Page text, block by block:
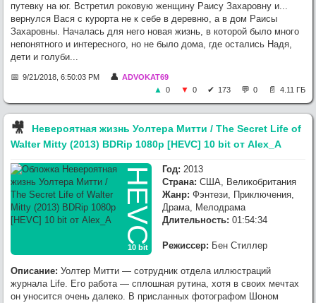
путевку на юг. Встретил роковую женщину Раису Захаровну и...
вернулся Вася с курорта не к себе в деревню, а в дом Раисы
Захаровны. Началась для него новая жизнь, в которой было много
непонятного и интересного, но не было дома, где остались Надя,
дети и голуби...
9/21/2018, 6:50:03 PM
ADVOKAT69
0
0 173 0 4.11 ГБ
🎥︎
Невероятная жизнь Уолтера Митти / The Secret Life of
Walter Mitty (2013) BDRip 1080p [HEVC] 10 bit от Alex_A
HEVC
10 bit
Год: 2013
Страна: США, Великобритания
Жанр: Фэнтези, Приключения,
Драма, Мелодрама
Длительность: 01:54:34
Режиссер: Бен Стиллер
Описание: Уолтер Митти — сотрудник отдела иллюстраций
журнала Life. Его работа — сплошная рутина, хотя в своих мечтах
он уносится очень далеко. В присланных фотографом Шоном